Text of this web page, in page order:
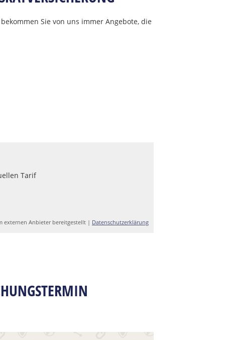
Sie von uns immer Angebote, die
Tarif
externen Anbieter bereitgestellt | Datenschutzerklärung